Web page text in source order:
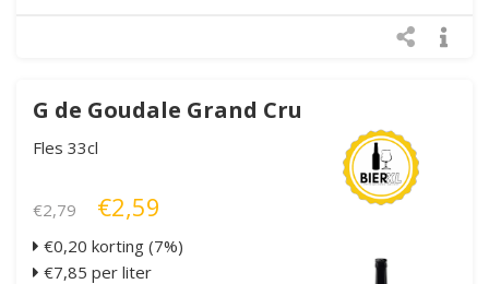
G de Goudale Grand Cru
Fles 33cl
€2,79 €2,59
€0,20 korting (7%)
€7,85 per liter